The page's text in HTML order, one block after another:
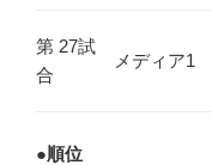
第 27試
合
メディア1
●順位